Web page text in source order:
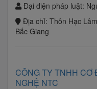
Đại diện pháp luật:
Địa chỉ: Thôn Hạc
Bắc Giang
CÔNG TY TNHH CƠ
NGHỆ NTC